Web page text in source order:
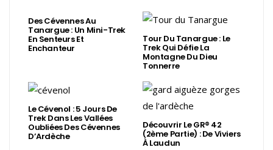
Des Cévennes Au
Tanargue : Un Mini-Trek
En Senteurs Et
Enchanteur
Tour Du Tanargue : Le
Trek Qui Défie La
Montagne Du Dieu
Tonnerre
Le Cévenol : 5 Jours De
Trek Dans Les Vallées
Oubliées Des Cévennes
D’Ardèche
Découvrir Le GR® 42
(2ème Partie) : De Viviers
À Laudun